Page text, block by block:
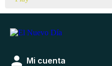
Mi cuenta